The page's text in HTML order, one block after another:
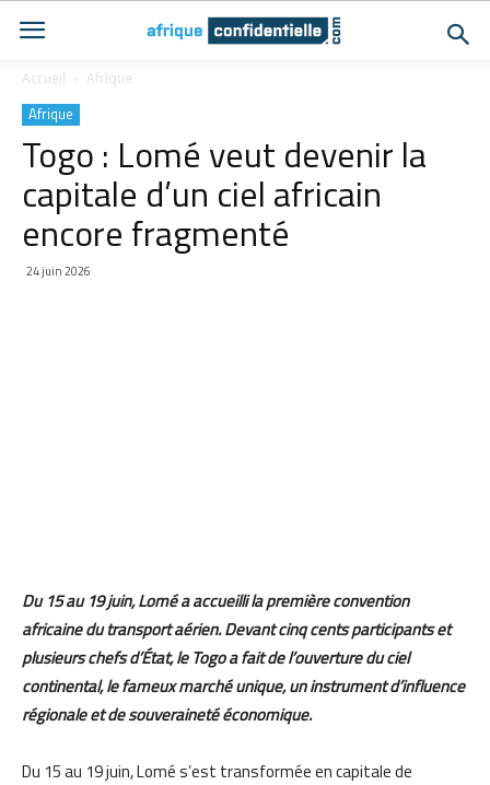
Accueil Afrique
Afrique
Togo : Lomé veut devenir la
capitale d’un ciel africain
encore fragmenté
24 juin 2026
Du 15 au 19 juin, Lomé a accueilli la première convention
africaine du transport aérien. Devant cinq cents participants et
plusieurs chefs d’État, le Togo a fait de l’ouverture du ciel
continental, le fameux marché unique, un instrument d’influence
régionale et de souveraineté économique.
Du 15 au 19 juin, Lomé s’est transformée en capitale de